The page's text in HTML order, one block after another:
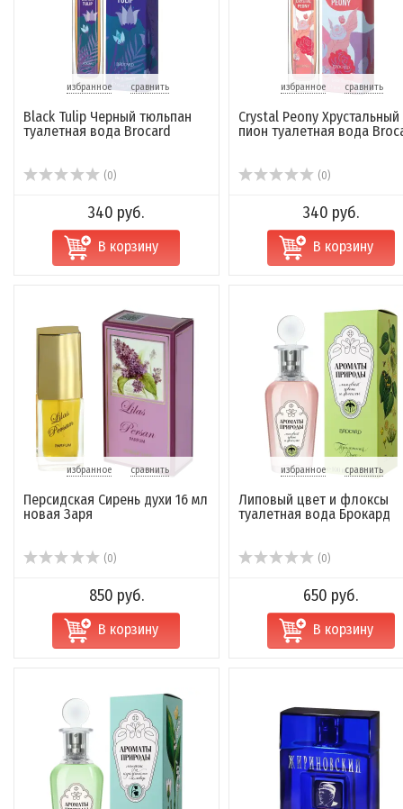
избранное сравнить
Black Tulip Черный тюльпан
туалетная вода Brocard
(0)
340 руб.
В корзину
избранное сравнить
Crystal Peony Хрустальный
пион туалетная вода
(0)
340 руб.
В корзину
избранное сравнить
Персидская Сирень духи 16 мл
новая Заря
(0)
850 руб.
В корзину
избранное сравнить
Липовый цвет и флоксы
туалетная вода Брокард
(0)
650 руб.
В корзину